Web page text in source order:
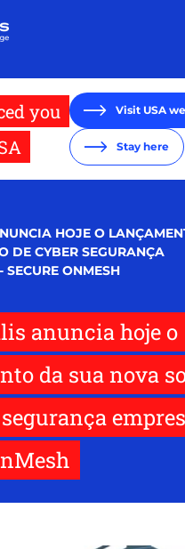
you
Visit USA
Stay here
HOJE O
DE CYBER SEGURANÇA
SECURE ONMESH
anuncia hoje o
da sua nova